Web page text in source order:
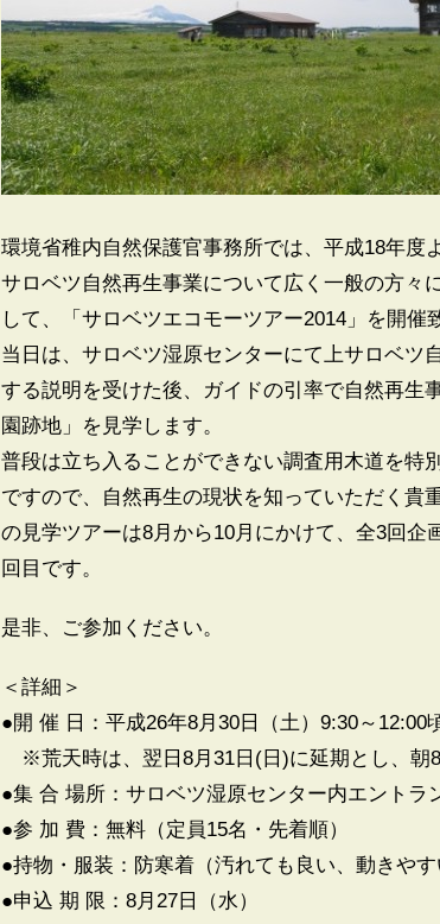
環境省稚内自然保護官事務所では、平成18年度
サロベツ自然再生事業について広く一般の方々
して、「サロベツエコモーツアー2014」を開催
当日は、サロベツ湿原センターにて上サロベツ
する説明を受けた後、ガイドの引率で自然再生
園跡地」を見学します。
普段は立ち入ることができない調査用木道を特
ですので、自然再生の現状を知っていただく貴
の見学ツアーは8月から10月にかけて、全3回企
回目です。
是非、ご参加ください。
＜詳細＞
●開 催 日：平成26年8月30日（土）9:30～12:00
※荒天時は、翌日8月31日(日)に延期とし、朝8
●集 合 場所：サロベツ湿原センター内エント
●参 加 費：無料（定員15名・先着順）
●持物・服装：防寒着（汚れても良い、動きや
●申込 期 限：8月27日（水）